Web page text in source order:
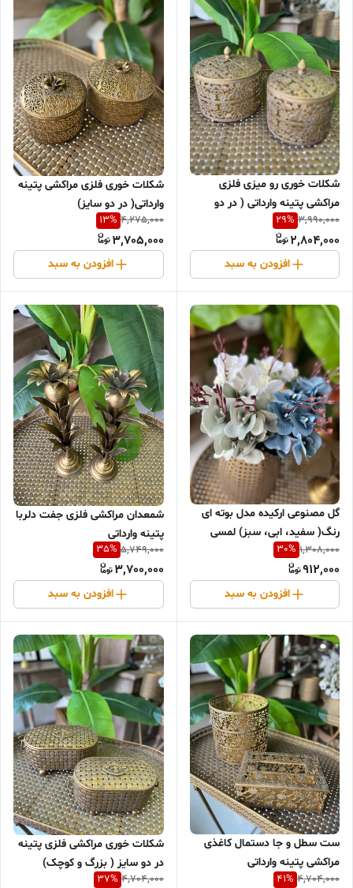
شکلات خوری رو میزی فلزی
مراکشی پتینه وارداتی ( در دو
سایز)
3,990,000
29%
2,804,000
افزودن به سبد
شکلات خوری فلزی مراکشی پتینه
وارداتی( در دو سایز)
4,275,000
13%
3,705,000
افزودن به سبد
گل مصنوعى اركيده مدل بوته اى
رنگ( سفید، ابی، سبز) لمسی
1,308,000
30%
912,000
افزودن به سبد
شمعدان مراکشی فلزی جفت دلربا
پتینه وارداتی
5,749,000
35%
3,700,000
افزودن به سبد
ست سطل و جا دستمال کاغذی
مراکشی پتینه وارداتی
4,704,000
41%
شکلات خوری مراکشی فلزی پتینه
در دو سایز ( بزرگ و کوچک)
4,704,000
37%